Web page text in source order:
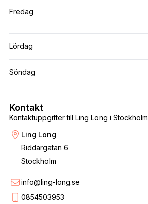
Fredag
Lördag
Söndag
Kontaktuppgifter till Ling Long i Stockholm
Kontakt
Ling Long
Riddargatan 6
Stockholm
info@ling-long.se
0854503953